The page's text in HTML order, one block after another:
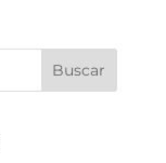
Buscar